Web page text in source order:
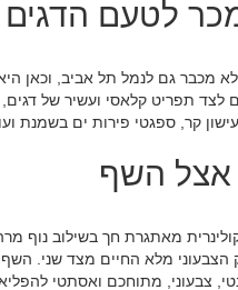
לטעם הדגים
מכבר גם לנמל תל אביב, וכאן
תפריט קלאסי ועשיר של דגים,
קר, ספגטי פירות ים בשמנת
אצל השף
מאתגרת חך בשילוב נוף
מלא החיים מצד שני. השף
צבעוני, מתוחכם ואסתטי